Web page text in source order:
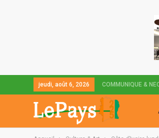
jeudi, août 6, 2026 COMMUNIQUE &